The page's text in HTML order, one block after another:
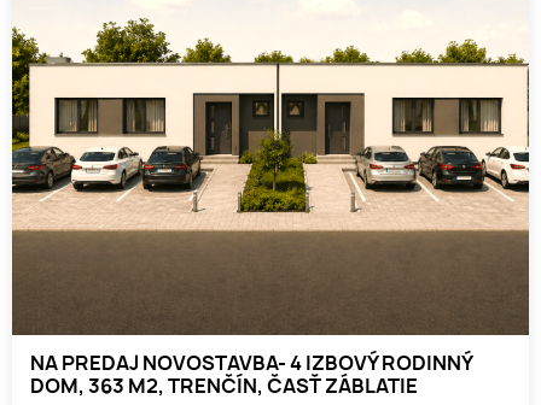
NA PREDAJ NOVOSTAVBA- 4 IZBOVÝ RODINNÝ
DOM, 363 M2, TRENČÍN, ČASŤ ZÁBLATIE